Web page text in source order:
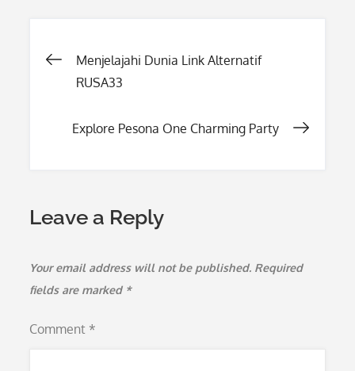
Post
Menjelajahi Dunia Link Alternatif
RUSA33
Explore Pesona One Charming Party
Leave a Reply
Your email address will not be published. Required
fields are marked *
Comment *